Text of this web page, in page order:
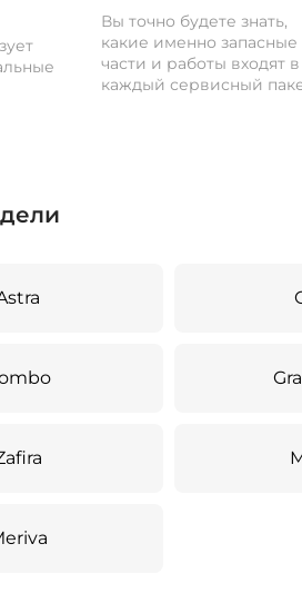
Вы точно будете знать,
какие именно запасные
части и работы входят в
каждый сервисный